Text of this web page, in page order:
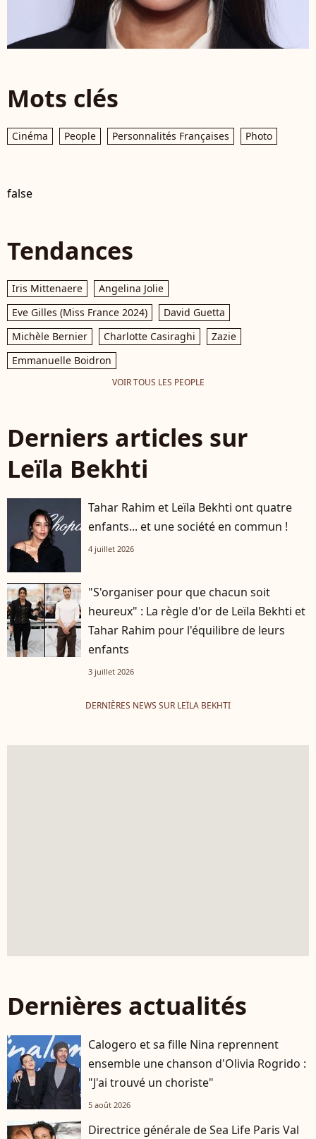
Mots clés
Cinéma People Personnalités Françaises Photo
false
Tendances
Iris Mittenaere
Angelina Jolie
Eve Gilles (Miss France 2024)
David Guetta
Michèle Bernier
Charlotte Casiraghi
Zazie
Emmanuelle Boidron
VOIR TOUS LES PEOPLE
Derniers articles sur
Leïla Bekhti
Tahar Rahim et Leïla Bekhti ont quatre
enfants... et une société en commun !
4 juillet 2026
"S'organiser pour que chacun soit
heureux" : La règle d'or de Leïla Bekhti et
Tahar Rahim pour l'équilibre de leurs
enfants
3 juillet 2026
DERNIÈRES NEWS SUR LEÏLA BEKHTI
Dernières actualités
Calogero et sa fille Nina reprennent
ensemble une chanson d'Olivia Rogrido :
"J'ai trouvé un choriste"
5 août 2026
Directrice générale de Sea Life Paris Val